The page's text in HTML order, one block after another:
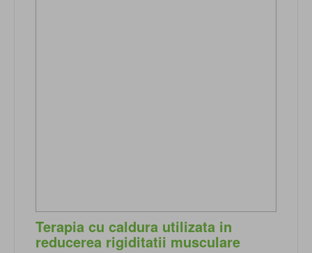
Terapia cu caldura utilizata in
reducerea rigiditatii musculare